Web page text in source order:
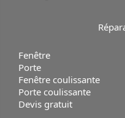
Fenêtre
Porte
Fenêtre coulissante
Porte coulissante
Devis gratuit